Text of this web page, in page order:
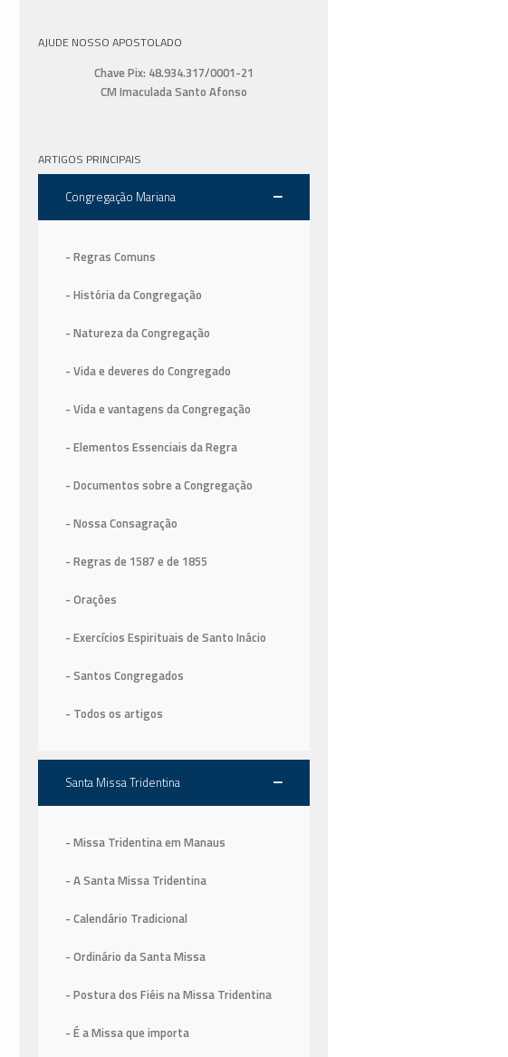
AJUDE NOSSO APOSTOLADO
Chave Pix: 48.934.317/0001-21
CM Imaculada Santo Afonso
ARTIGOS PRINCIPAIS
Congregação Mariana
- Regras Comuns
- História da Congregação
- Natureza da Congregação
- Vida e deveres do Congregado
- Vida e vantagens da Congregação
- Elementos Essenciais da Regra
- Documentos sobre a Congregação
- Nossa Consagração
- Regras de 1587 e de 1855
- Orações
- Exercícios Espirituais de Santo Inácio
- Santos Congregados
- Todos os artigos
Santa Missa Tridentina
- Missa Tridentina em Manaus
- A Santa Missa Tridentina
- Calendário Tradicional
- Ordinário da Santa Missa
- Postura dos Fiéis na Missa Tridentina
- É a Missa que importa